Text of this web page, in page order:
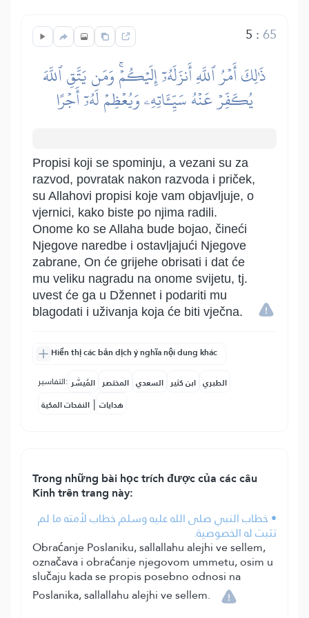
5 :65
ذَٰلِكَ أَمۡرُ ٱللَّهِ أَنزَلَهُۥٓ إِلَيۡكُمۡۚ وَمَن يَتَّقِ ٱللَّهَ
يُكَفِّرۡ عَنۡهُ سَيِّـَٔاتِهِۦ وَيُعۡظِمۡ لَهُۥٓ أَجۡرًا
Propisi koji se spominju, a vezani su za
razvod, povratak nakon razvoda i priček,
su Allahovi propisi koje vam objavljuje, o
vjernici, kako biste po njima radili.
Onome ko se Allaha bude bojao, čineći
Njegove naredbe i ostavljajući Njegove
zabrane, On će grijehe obrisati i dat će
mu veliku nagradu na onome svijetu, tj.
uvest će ga u Džennet i podariti mu
blagodati i uživanja koja će biti vječna.
Hiển thị các bản dịch ý nghĩa nội dung khác
التفاسير: المُيسَّر المختصر السعدي ابن كثير الطبري
النفحات المكية | هدايات
Trong những bài học trích được của các câu
Kinh trên trang này:
• خطاب النبي صلى الله عليه وسلم خطاب لأمته ما لم
تثبت له الخصوصية.
Obraćanje Poslaniku, sallallahu alejhi ve sellem,
označava i obraćanje njegovom ummetu, osim u
slučaju kada se propis posebno odnosi na
Poslanika, sallallahu alejhi ve sellem.